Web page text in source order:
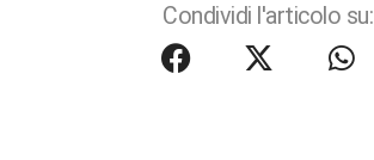
Condividi l'articolo su: